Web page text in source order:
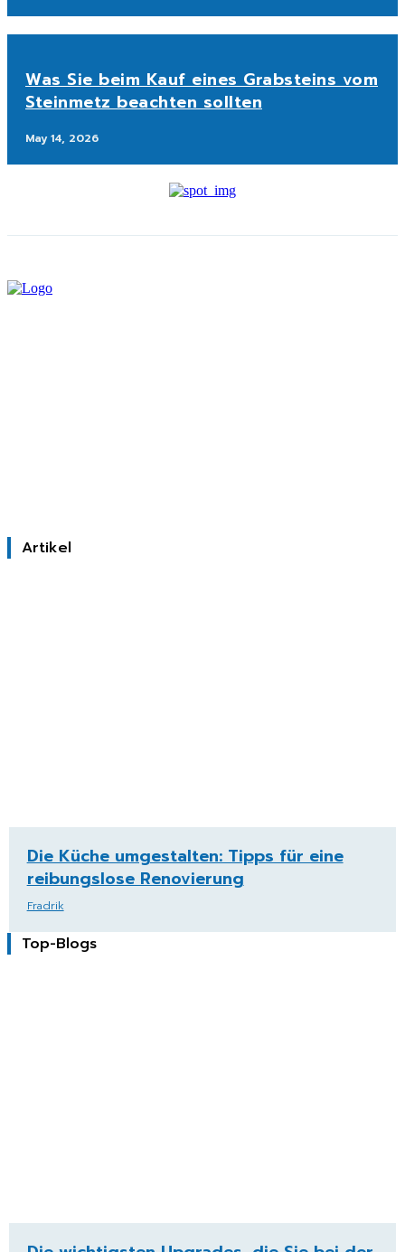
Was Sie beim Kauf eines Grabsteins vom
Steinmetz beachten sollten
May 14, 2026
Artikel
Die Küche umgestalten: Tipps für eine
reibungslose Renovierung
Fradrik
Top-Blogs